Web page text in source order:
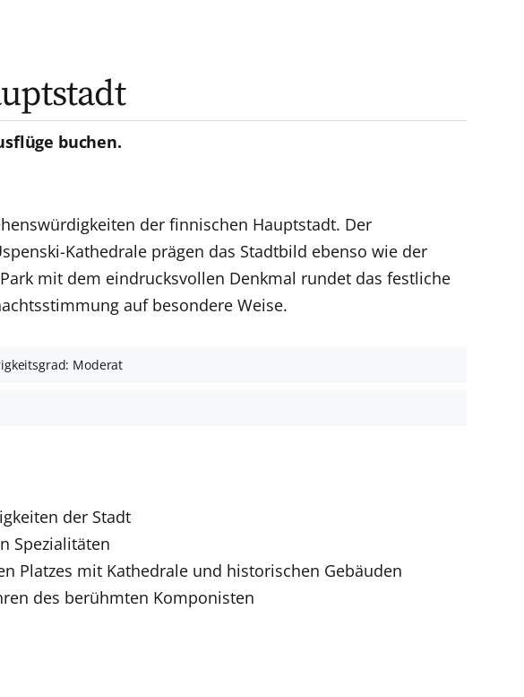
buchen.
der finnischen Hauptstadt. Der
Kathedrale prägen das Stadtbild ebenso wie der
mit dem eindrucksvollen Denkmal rundet das festliche
auf besondere Weise.
Moderat
der Stadt
Spezialitäten
Platzes mit Kathedrale und historischen Gebäuden
des berühmten Komponisten